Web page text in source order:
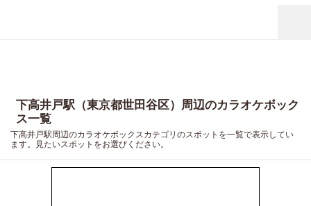
下高井戸駅（東京都世田谷区）周辺のカラオケボック
ス一覧
下高井戸駅周辺のカラオケボックスカテゴリのスポットを一覧で表示してい
ます。見たいスポットをお選びください。